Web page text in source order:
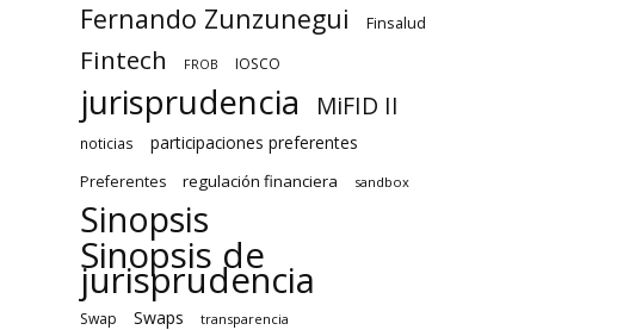
Fernando Zunzunegui Finsalud
Fintech FROB IOSCO
jurisprudencia MiFID II
noticias participaciones preferentes
Preferentes regulación financiera sandbox
Sinopsis
Sinopsis de
jurisprudencia
Swap Swaps transparencia